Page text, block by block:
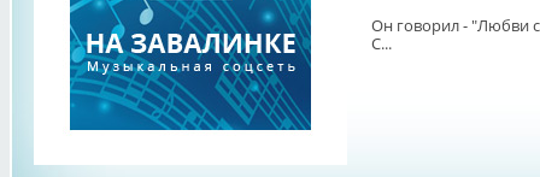
Он говорил - "Любви
С...